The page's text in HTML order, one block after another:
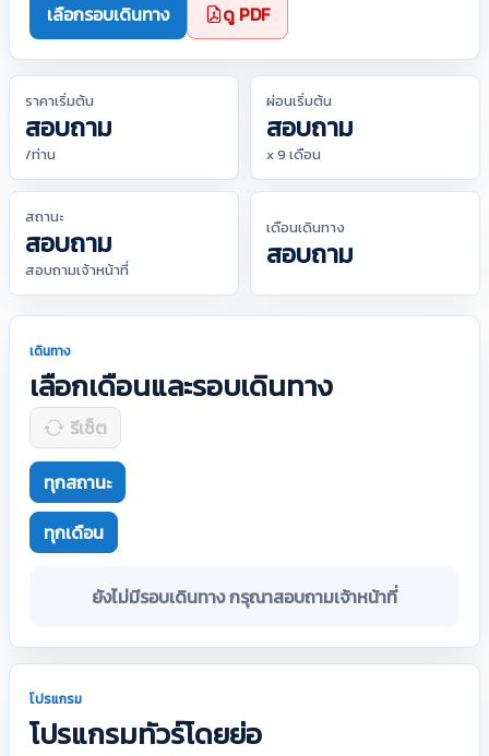
เลือกรอบเดินทาง ดู PDF
ราคาเริ่มต้น
สอบถาม
/ท่าน
ผ่อนเริ่มต้น
สอบถาม
x 9 เดือน
สถานะ
สอบถาม
สอบถามเจ้าหน้าที่
เดือนเดินทาง
สอบถาม
เดินทาง
เลือกเดือนและรอบเดินทาง
รีเซ็ต
ทุกสถานะ
ทุกเดือน
ยังไม่มีรอบเดินทาง กรุณาสอบถามเจ้าหน้าที่
โปรแกรม
โปรแกรมทัวร์โดยย่อ